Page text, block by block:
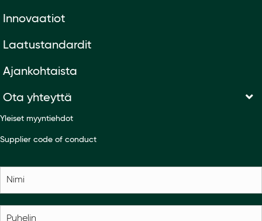
Innovaatiot
Laatustandardit
Ajankohtaista
Ota yhteyttä
Yleiset myyntiehdot
Supplier code of conduct